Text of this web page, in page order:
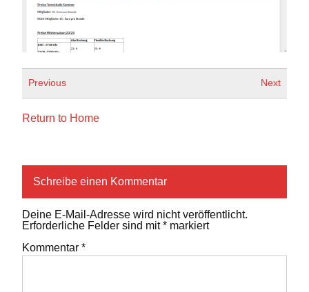
Previous Next
Return to Home
Schreibe einen Kommentar
Deine E-Mail-Adresse wird nicht veröffentlicht.
Erforderliche Felder sind mit* markiert
Kommentar *